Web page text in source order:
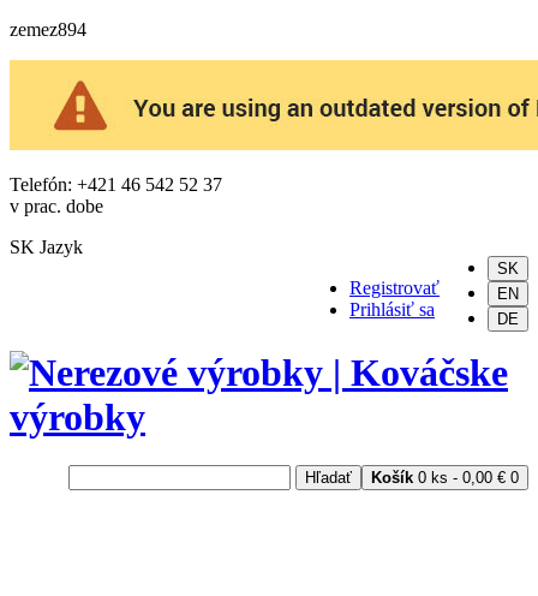
zemez894
Telefón: +421 46 542 52 37
v prac. dobe
SK Jazyk
SK
EN
DE
Registrovať
Prihlásiť sa
Košík 0 ks - 0,00 € 0
Hľadať